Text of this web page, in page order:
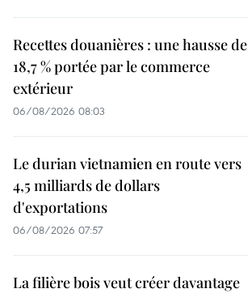
Recettes douanières : une hausse de
18,7 % portée par le commerce
extérieur
06/08/2026 08:03
Le durian vietnamien en route vers
4,5 milliards de dollars
d'exportations
06/08/2026 07:57
La filière bois veut créer davantage